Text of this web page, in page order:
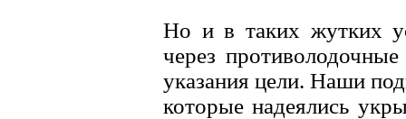
Но и в таких жутких
через
указания цели. Наши
которые надеялись